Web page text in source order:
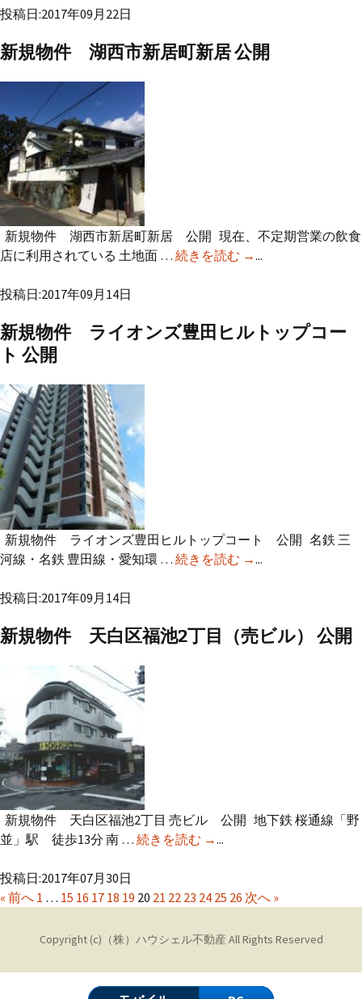
投稿日:2017年09月22日
新規物件 湖西市新居町新居 公開
新規物件 湖西市新居町新居 公開 現在、不定期営業の飲食
店に利用されている 土地面 … 続きを読む 新規物件 湖西市新
→...
投稿日:2017年09月14日
新規物件 ライオンズ豊田ヒルトップコー
ト 公開
新規物件 ライオンズ豊田ヒルトップコート 公開 名鉄 三
河線・名鉄 豊田線・愛知環 … 続きを読む 新規物件 ライオン
→...
投稿日:2017年09月14日
新規物件 天白区福池2丁目（売ビル） 公開
新規物件 天白区福池2丁目 売ビル 公開 地下鉄 桜通線「野
並」駅 徒歩13分 南 … 続きを読む 新規物件 天白区福池2丁
→...
投稿日:2017年07月30日
« 前へ 1 … 15 16 17 18 19 20 21 22 23 24 25 26 次へ »
Copyright (c) （株）ハウシェル不動産 All Rights Reserved